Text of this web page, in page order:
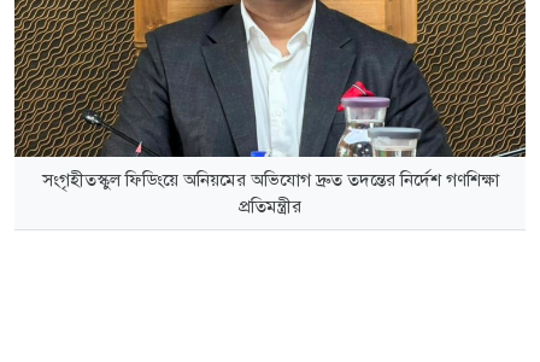
সংগৃহীতস্কুল ফিডিংয়ে অনিয়মের অভিযোগ দ্রুত তদন্তের নির্দেশ গণশিক্ষা
প্রতিমন্ত্রীর